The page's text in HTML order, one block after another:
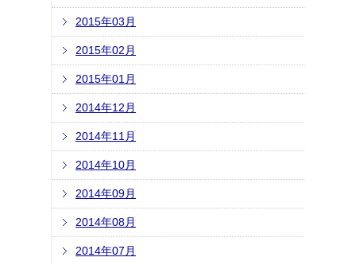
2015年03月
2015年02月
2015年01月
2014年12月
2014年11月
2014年10月
2014年09月
2014年08月
2014年07月